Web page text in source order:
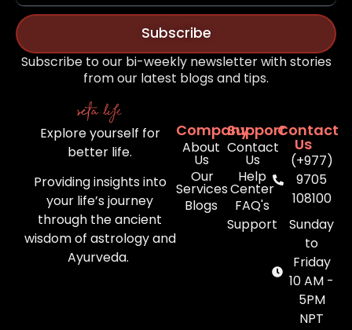
Subscribe
Subscribe to our bi-weekly newsletter with stories
from our latest blogs and tips.
Explore yourself for
better life.
Providing insights into
your life’s journey
through the ancient
wisdom of astrology and
Ayurveda.
Company
About
Us
Our
Services
Blogs
Support
Contact
Us
Help
Center
FAQ's
Support
Contact
Us
(+977)
9705
108100
Sunday
to
Friday
10 AM -
5PM
NPT